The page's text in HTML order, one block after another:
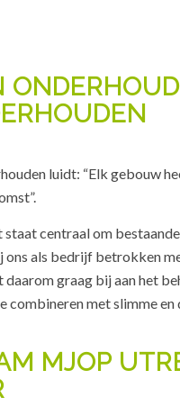
luidt: “Elk gebouw
centraal om
als bedrijf betrokken
graag bij aan het
combineren met slimme
MJOP